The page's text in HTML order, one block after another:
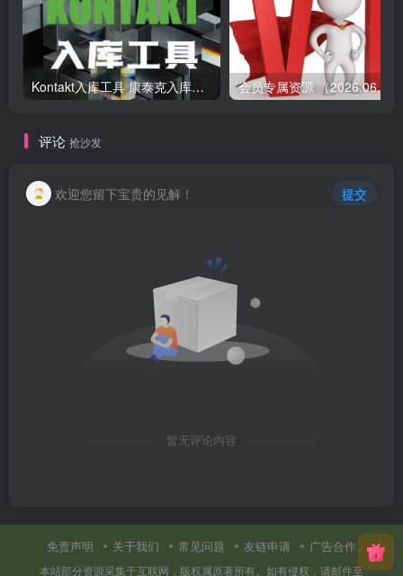
CIRCUITS BERSERK
Symphonic Elements
DRUMS BRAAASS
STRIIIINGS UFX-REVERB
Virtual Bassist VB DANDY
MELLOW ROWDY SLAP
VD-LEGEND DEEP HEAVY
PHAT HOT BRUTE SOLID
FLUXX MICRO NEO
RETRO VOODOO Usynth
Kontakt入库工具 康泰克入库教程
评论 抢沙发
欢迎您留下宝贵的见解！ 提交
暂无评论内容
免责声明 关于我们 常见问题 友链申请 广告合作
本站部分资源采集于互联网，版权属原著所有。如有侵权，请邮件至